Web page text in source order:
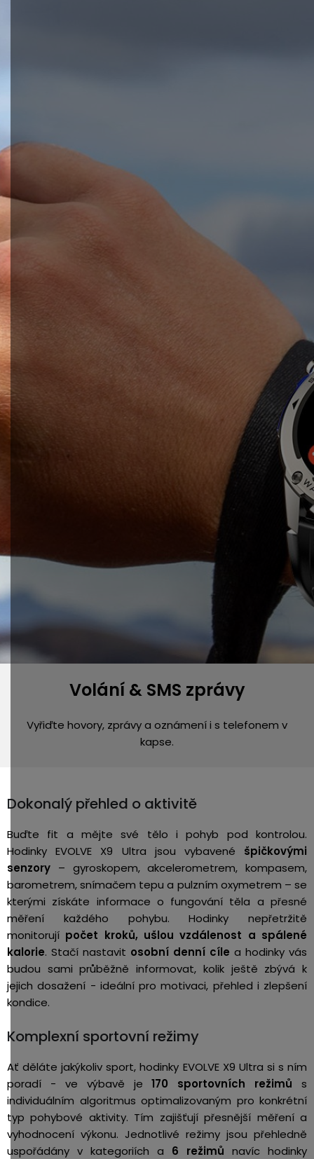
Volání & SMS zprávy
Vyřiďte hovory, zprávy a oznámení i s telefonem v
kapse.
Dokonalý přehled o aktivitě
Buďte fit a mějte své tělo i pohyb pod kontrolou.
Hodinky EVOLVE X9 Ultra jsou vybavené špičkovými
senzory – gyroskopem, akcelerometrem, kompasem,
barometrem, snímačem tepu a pulzním oxymetrem – se
kterými získáte informace o fungování těla a přesné
měření každého pohybu. Hodinky nepřetržitě
monitorují počet kroků, ušlou vzdálenost a spálené
kalorie. Stačí nastavit osobní denní cíle a hodinky vás
budou sami průběžně informovat, kolik ještě zbývá k
jejich dosažení - ideální pro motivaci, přehled i zlepšení
kondice.
Komplexní sportovní režimy
Ať děláte jakýkoliv sport, hodinky EVOLVE X9 Ultra si s ním
poradí - ve výbavě je170 sportovních režimů s
individuálním algoritmus optimalizovaným pro konkrétní
typ pohybové aktivity. Tím zajišťují přesnější měření a
vyhodnocení výkonu. Jednotlivé režimy jsou přehledně
uspořádány v kategoriích a 6 režimů navíc hodinky